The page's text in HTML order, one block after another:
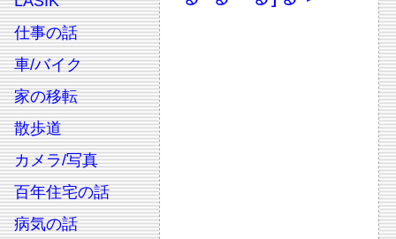
仕事の話
車/バイク
家の移転
散歩道
カメラ/写真
百年住宅の話
病気の話